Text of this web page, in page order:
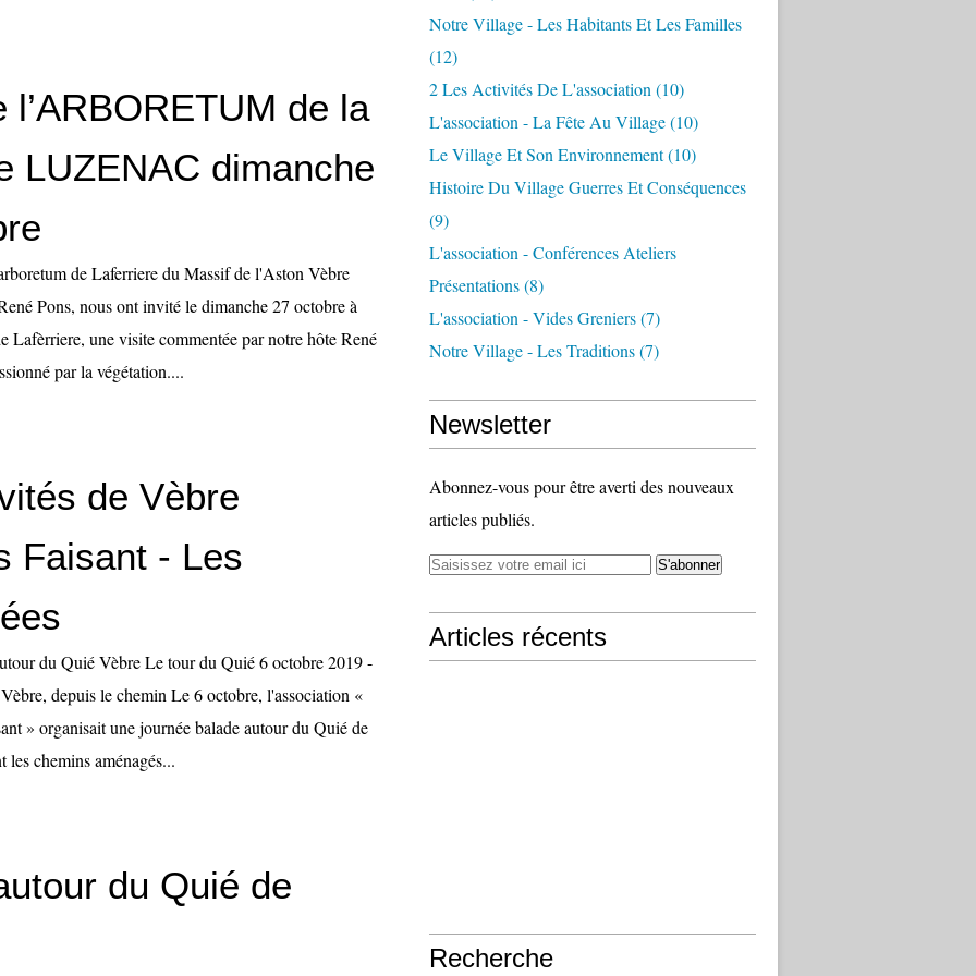
l’ARBORETUM de la
LUZENAC dimanche
de Laferriere du Massif de l'Aston Vèbre
Pons, nous ont invité le dimanche 27 octobre à
Lafèrriere, une visite commentée par notre hôte René
par la végétation....
de Vèbre
Faisant - Les
du Quié Vèbre Le tour du Quié 6 octobre 2019 -
depuis le chemin Le 6 octobre, l'association «
» organisait une journée balade autour du Quié de
les chemins aménagés...
du Quié de
Notre Village - Les Habitants Et Les Familles
(12)
2 Les Activités De L'association (10)
L'association - La Fête Au Village(10)
Le Village Et Son Environnement(10)
Histoire Du Village Guerres Et Conséquences
(9)
L'association - Conférences Ateliers
Présentations(8)
L'association - Vides Greniers(7)
Notre Village - Les Traditions(7)
Newsletter
Abonnez-vous pour être averti des nouveaux
articles publiés.
Articles récents
Recherche